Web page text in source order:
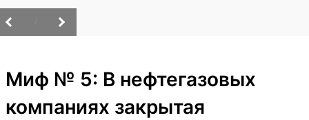
Миф № 5: В нефтегазовых
компаниях закрытая